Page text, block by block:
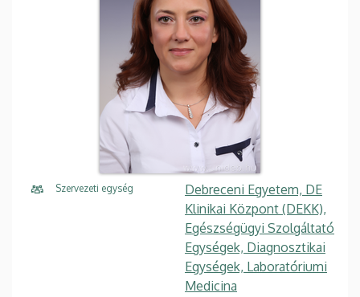
Szervezeti egység
Debreceni Egyetem, DE
Klinikai Központ (DEKK),
Egészségügyi Szolgáltató
Egységek, Diagnosztikai
Egységek, Laboratóriumi
Medicina